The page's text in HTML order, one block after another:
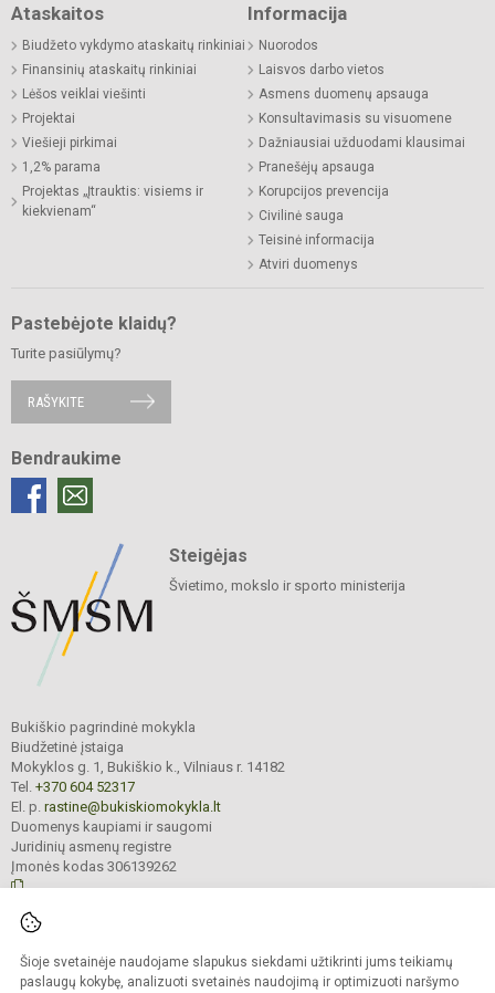
Šioje svetainėje naudojame slapukus siekdami užtikrinti jums teikiamų
paslaugų kokybę, analizuoti svetainės naudojimą ir optimizuoti naršymo
Ataskaitos
Biudžeto vykdymo ataskaitų rinkiniai
Finansinių ataskaitų rinkiniai
Lėšos veiklai viešinti
Projektai
Viešieji pirkimai
1,2% parama
Projektas „Įtrauktis: visiems ir
kiekvienam“
Informacija
Nuorodos
Laisvos darbo vietos
Asmens duomenų apsauga
Konsultavimasis su visuomene
Dažniausiai užduodami klausimai
Pranešėjų apsauga
Korupcijos prevencija
Civilinė sauga
Teisinė informacija
Atviri duomenys
Pastebėjote klaidų?
Turite pasiūlymų?
RAŠYKITE
Bendraukime
Steigėjas
Švietimo, mokslo ir sporto ministerija
Bukiškio pagrindinė mokykla
Biudžetinė įstaiga
Mokyklos g. 1, Bukiškio k., Vilniaus r. 14182
Tel. +370 604 52317
El. p. rastine@bukiskiomokykla.lt
Duomenys kaupiami ir saugomi
Juridinių asmenų registre
Įmonės kodas 306139262
Kopijuoti turinį be raštiško Bukiškio pagrindinės mokyklos administracijos
sutikimo griežtai draudžiama.